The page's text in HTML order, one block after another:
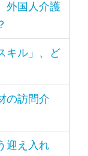
外国人介護
キル」、ど
の訪問介
迎え入れ